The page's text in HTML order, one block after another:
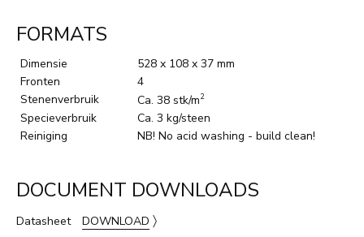
FORMATS
Dimensie
528 x 108 x 37 mm
Fronten
4
Stenenverbruik
Ca. 38 stk/m2
Specieverbruik
Ca. 3 kg/steen
Reiniging
NB! No acid washing - build clean!
DOCUMENT DOWNLOADS
Datasheet DOWNLOAD 〉